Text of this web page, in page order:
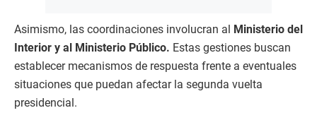
Asimismo, las coordinaciones involucran al
Ministerio del
Interior y al Ministerio Público. Estas gestiones buscan
establecer mecanismos de respuesta frente a eventuales
situaciones que puedan afectar la segunda vuelta
presidencial.